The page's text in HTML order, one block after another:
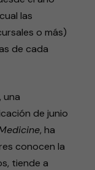
las
o más)
de cada
una
de junio
, ha
conocen la
tiende a